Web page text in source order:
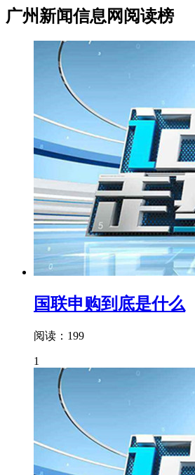
广州新闻信息网阅读榜
国联申购到底是什么
阅读：199
1